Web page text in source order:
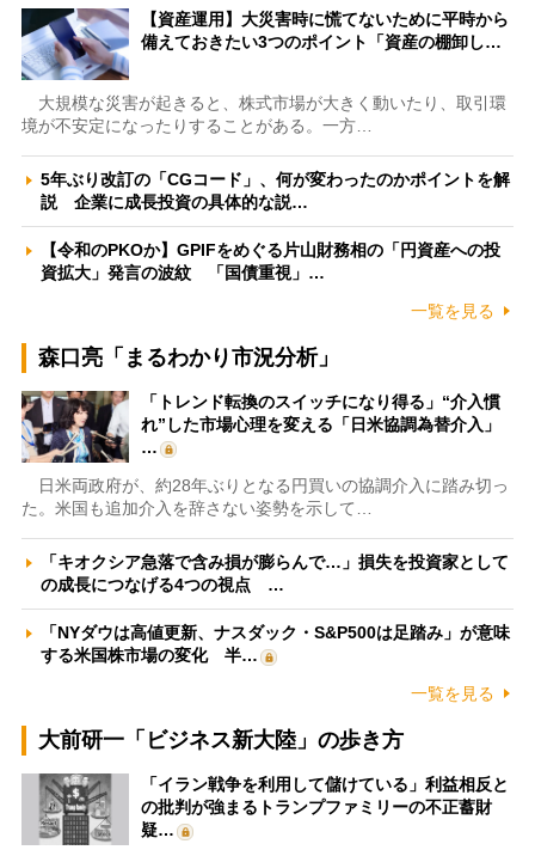
【資産運用】大災害時に慌てないために平時から
備えておきたい3つのポイント「資産の棚卸し…
大規模な災害が起きると、株式市場が大きく動いたり、取引環
境が不安定になったりすることがある。一方…
5年ぶり改訂の「CGコード」、何が変わったのかポイントを解
説 企業に成長投資の具体的な説…
【令和のPKOか】GPIFをめぐる片山財務相の「円資産への投
資拡大」発言の波紋 「国債重視」…
一覧を見る
森口亮「まるわかり市況分析」
「トレンド転換のスイッチになり得る」“介入慣
れ”した市場心理を変える「日米協調為替介入」
…
日米両政府が、約28年ぶりとなる円買いの協調介入に踏み切っ
た。米国も追加介入を辞さない姿勢を示して…
「キオクシア急落で含み損が膨らんで…」損失を投資家として
の成長につなげる4つの視点 …
「NYダウは高値更新、ナスダック・S&P500は足踏み」が意味
する米国株市場の変化 半…
一覧を見る
大前研一「ビジネス新大陸」の歩き方
「イラン戦争を利用して儲けている」利益相反と
の批判が強まるトランプファミリーの不正蓄財
疑…